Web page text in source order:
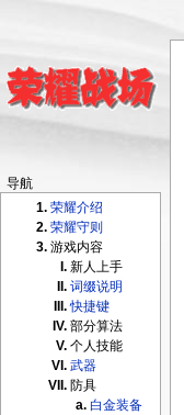
导航
荣耀介绍
荣耀守则
游戏内容
新人上手
词缀说明
快捷键
部分算法
个人技能
武器
防具
白金装备